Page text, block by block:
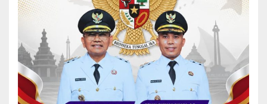
Dalam kesempatan itu, Danrem 022/PT Kolonel Inf Tagor Rio
Pasaribu bersama Istri menyerah cenderamata kepada Pangdam
I/BB dan istri.